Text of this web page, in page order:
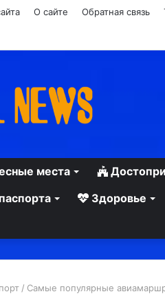
О сайте Обратная связь
места
Здоровье
/ Самые популярные